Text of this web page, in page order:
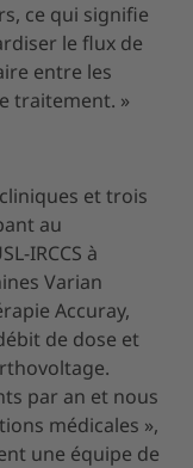
ce qui signifie
le flux de
entre les
traitement. »
et trois
au
IRCCS à
Varian
Accuray,
de dose et
par an et nous
médicales »,
une équipe de